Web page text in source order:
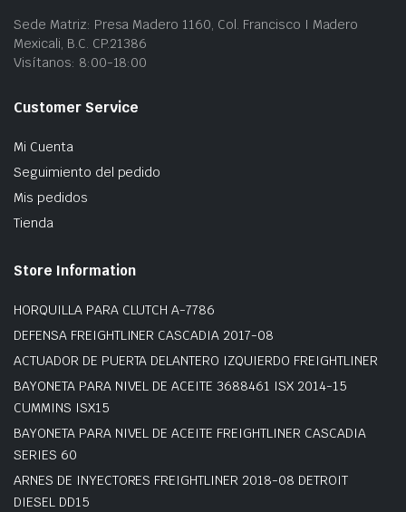
Sede Matriz: Presa Madero 1160, Col. Francisco I Madero
Mexicali, B.C. CP.21386
Visítanos: 8:00-18:00
Customer Service
Mi Cuenta
Seguimiento del pedido
Mis pedidos
Tienda
Store Information
HORQUILLA PARA CLUTCH A-7786
DEFENSA FREIGHTLINER CASCADIA 2017-08
ACTUADOR DE PUERTA DELANTERO IZQUIERDO FREIGHTLINER
BAYONETA PARA NIVEL DE ACEITE 3688461 ISX 2014-15
CUMMINS ISX15
BAYONETA PARA NIVEL DE ACEITE FREIGHTLINER CASCADIA
SERIES 60
ARNES DE INYECTORES FREIGHTLINER 2018-08 DETROIT
DIESEL DD15